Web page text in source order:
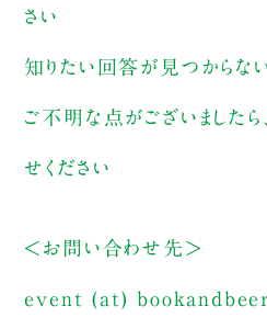
さい
知りたい回答が見つからな
ご不明な点がございました
せください
＜お問い合わせ先＞
event (at)